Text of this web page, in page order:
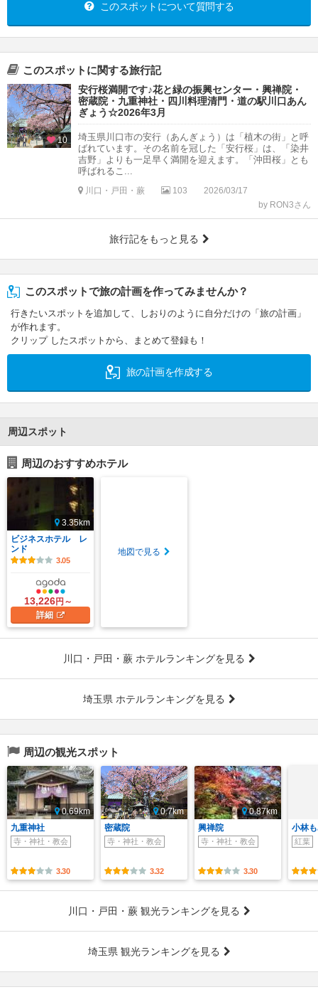
このスポットについて質問する
このスポットに関する旅行記
10
安行桜満開です♪花と緑の振興センター・興禅院・
密蔵院・九重神社・四川料理清門・道の駅川口あん
ぎょう☆2026年3月
埼玉県川口市の安行（あんぎょう）は「植木の街」と呼
ばれています。その名前を冠した「安行桜」は、「染井
吉野」よりも一足早く満開を迎えます。「沖田桜」とも
呼ばれるこ...
川口・戸田・蕨 103
2026/03/17
by RON3さん
旅行記をもっと見る
このスポットで旅の計画を作ってみませんか？
行きたいスポットを追加して、しおりのように自分だけの「旅の計画」
が作れます。
クリップ したスポットから、まとめて登録も！
旅の計画を作成する
周辺スポット
周辺のおすすめホテル
3.35km
ビジネスホテル レ
ンド
3.05
13,226円～
詳細
地図で見る
川口・戸田・蕨 ホテルランキングを見る
埼玉県 ホテルランキングを見る
周辺の観光スポット
0.69km
九重神社
寺・神社・教会
3.30
0.7km
密蔵院
寺・神社・教会
3.32
0.87km
興禅院
寺・神社・教会
3.30
小林
紅葉
川口・戸田・蕨 観光ランキングを見る
埼玉県 観光ランキングを見る